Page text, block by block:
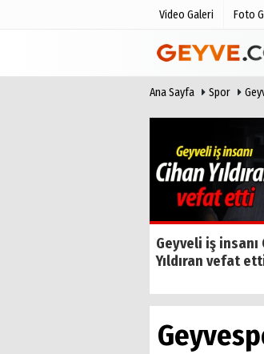
Video Galeri Foto
Ana Sayfa Spor
Geyveli iş insanı
Yıldıran vefat